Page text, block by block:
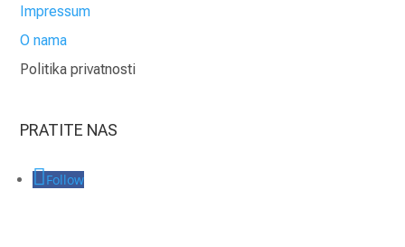
Impressum
O nama
Politika privatnosti
PRATITE NAS
Follow